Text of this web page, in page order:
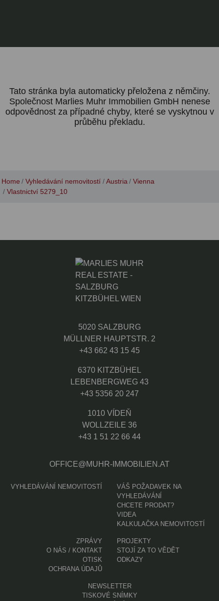
Tato stránka byla automaticky přeložena z němčiny.
Společnost Marlies Muhr Immobilien GmbH nenese
odpovědnost za případné chyby, které se vyskytnou v
průběhu překladu.
Home Vyhledávání nemovitostí Austria
Vienna
Vlastnictví 5279_10
5020 SALZBURG
MÜLLNER HAUPTSTR. 2
+43 662 43 15 45
6370 KITZBÜHEL
LEBENBERGWEG 43
+43 5356 20 247
1010 VÍDEŇ
WOLLZEILE 36
+43 1 51 22 66 44
OFFICE@MUHR-IMMOBILIEN.AT
VYHLEDÁVÁNÍ NEMOVITOSTÍ
VÁŠ POŽADAVEK NA
VYHLEDÁVÁNÍ
CHCETE PRODAT?
VIDEA
KALKULAČKA NEMOVITOSTÍ
ZPRÁVY
O NÁS / KONTAKT
OTISK
OCHRANA ÚDAJŮ
PROJEKTY
STOJÍ ZA TO VĚDĚT
ODKAZY
NEWSLETTER
TISKOVÉ SNÍMKY